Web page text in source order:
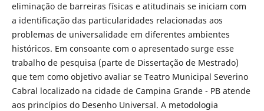
eliminação de barreiras físicas e atitudinais se iniciam com
a identificação das particularidades relacionadas aos
problemas de universalidade em diferentes ambientes
históricos. Em consoante com o apresentado surge esse
trabalho de pesquisa (parte de Dissertação de Mestrado)
que tem como objetivo avaliar se Teatro Municipal Severino
Cabral localizado na cidade de Campina Grande - PB atende
aos princípios do Desenho Universal. A metodologia